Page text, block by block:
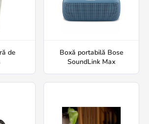
de
Boxă portabilă Bose
SoundLink Max